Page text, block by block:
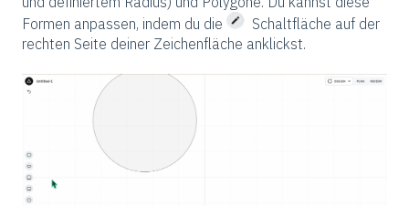
Formen anpassen, indem du die
Schaltfläche auf der
rechten Seite deiner Zeichenfläche anklickst.